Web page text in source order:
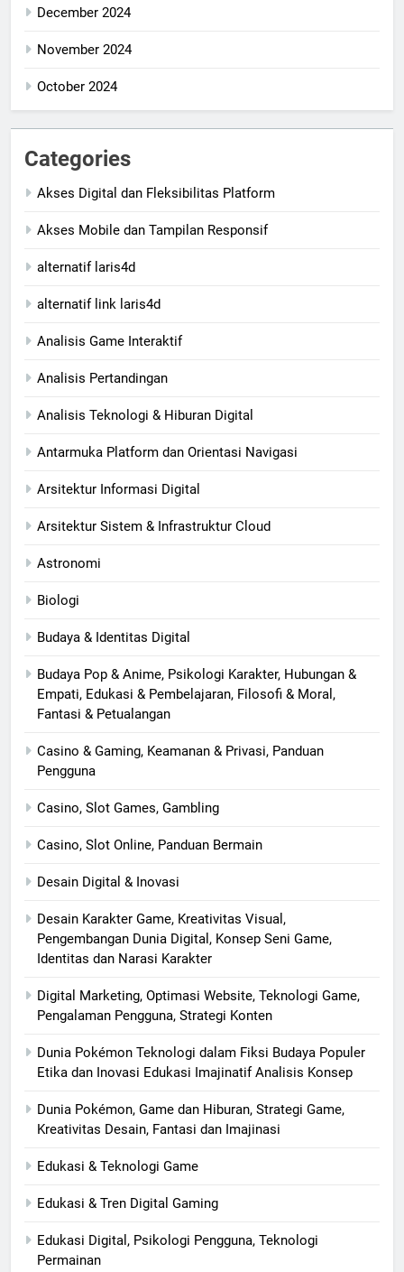
December 2024
November 2024
October 2024
Categories
Akses Digital dan Fleksibilitas Platform
Akses Mobile dan Tampilan Responsif
alternatif laris4d
alternatif link laris4d
Analisis Game Interaktif
Analisis Pertandingan
Analisis Teknologi & Hiburan Digital
Antarmuka Platform dan Orientasi Navigasi
Arsitektur Informasi Digital
Arsitektur Sistem & Infrastruktur Cloud
Astronomi
Biologi
Budaya & Identitas Digital
Budaya Pop & Anime, Psikologi Karakter, Hubungan &
Empati, Edukasi & Pembelajaran, Filosofi & Moral,
Fantasi & Petualangan
Casino & Gaming, Keamanan & Privasi, Panduan
Pengguna
Casino, Slot Games, Gambling
Casino, Slot Online, Panduan Bermain
Desain Digital & Inovasi
Desain Karakter Game, Kreativitas Visual,
Pengembangan Dunia Digital, Konsep Seni Game,
Identitas dan Narasi Karakter
Digital Marketing, Optimasi Website, Teknologi Game,
Pengalaman Pengguna, Strategi Konten
Dunia Pokémon Teknologi dalam Fiksi Budaya Populer
Etika dan Inovasi Edukasi Imajinatif Analisis Konsep
Dunia Pokémon, Game dan Hiburan, Strategi Game,
Kreativitas Desain, Fantasi dan Imajinasi
Edukasi & Teknologi Game
Edukasi & Tren Digital Gaming
Edukasi Digital, Psikologi Pengguna, Teknologi
Permainan